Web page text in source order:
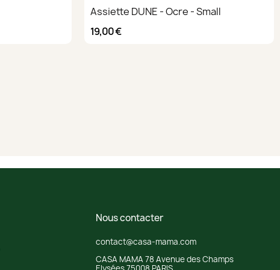
Assiette DUNE - Ocre - Small
19,00 €
Nous contacter
contact@casa-mama.com
CASA MAMA 78 Avenue des Champs